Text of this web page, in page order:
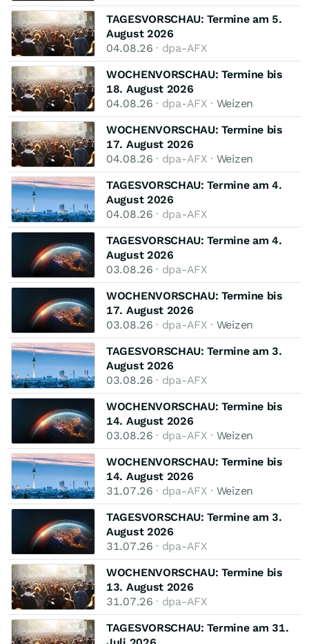
TAGESVORSCHAU: Termine am 5.
August 2026
04.08.26 · dpa-AFX
WOCHENVORSCHAU: Termine bis
18. August 2026
04.08.26 · dpa-AFX · Weizen
WOCHENVORSCHAU: Termine bis
17. August 2026
04.08.26 · dpa-AFX · Weizen
TAGESVORSCHAU: Termine am 4.
August 2026
04.08.26 · dpa-AFX
TAGESVORSCHAU: Termine am 4.
August 2026
03.08.26 · dpa-AFX
WOCHENVORSCHAU: Termine bis
17. August 2026
03.08.26 · dpa-AFX · Weizen
TAGESVORSCHAU: Termine am 3.
August 2026
03.08.26 · dpa-AFX
WOCHENVORSCHAU: Termine bis
14. August 2026
03.08.26 · dpa-AFX · Weizen
WOCHENVORSCHAU: Termine bis
14. August 2026
31.07.26 · dpa-AFX · Weizen
TAGESVORSCHAU: Termine am 3.
August 2026
31.07.26 · dpa-AFX
WOCHENVORSCHAU: Termine bis
13. August 2026
31.07.26 · dpa-AFX
TAGESVORSCHAU: Termine am 31.